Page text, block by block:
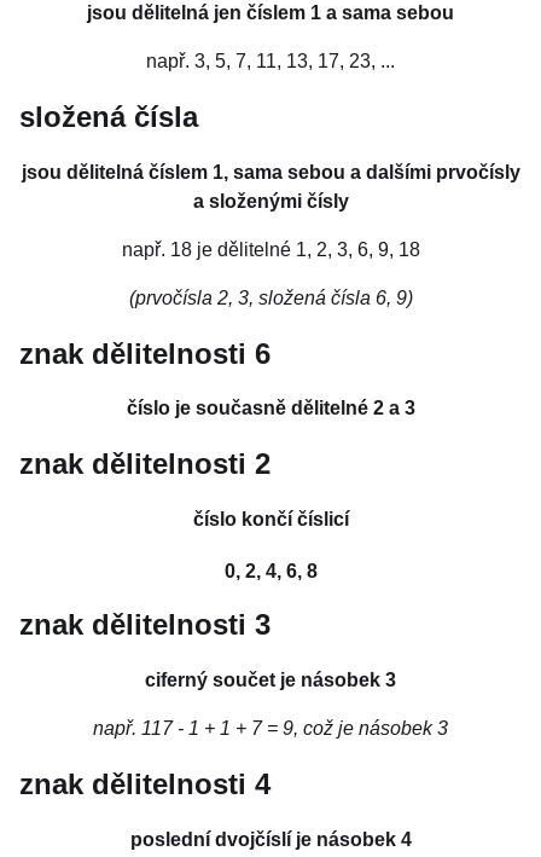
jsou dělitelná jen číslem 1 a sama sebou
např. 3, 5, 7, 11, 13, 17, 23, ...
složená čísla
jsou dělitelná číslem 1, sama sebou a dalšími prvočísly
a složenými čísly
např. 18 je dělitelné 1, 2, 3, 6, 9, 18
(prvočísla 2, 3, složená čísla 6, 9)
znak dělitelnosti 6
číslo je současně dělitelné 2 a 3
znak dělitelnosti 2
číslo končí číslicí
0, 2, 4, 6, 8
znak dělitelnosti 3
ciferný součet je násobek 3
např. 117 - 1 + 1 + 7 = 9, což je násobek 3
znak dělitelnosti 4
poslední dvojčíslí je násobek 4